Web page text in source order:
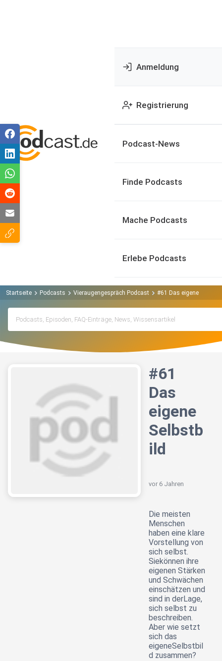
Anmeldung
Registrierung
Podcast-News
Finde Podcasts
Mache Podcasts
Erlebe Podcasts
Startseite Podcasts Vieraugengespräch Podcast #61 Das eigene
#61
Das
eigene
Selbstb
ild
vor 6 Jahren
Die meisten
Menschen
haben eine klare
Vorstellung von
sich selbst.
Siekönnen ihre
eigenen Stärken
und Schwächen
einschätzen und
sind in derLage,
sich selbst zu
beschreiben.
Aber wie setzt
sich das
eigeneSelbstbil
d zusammen?